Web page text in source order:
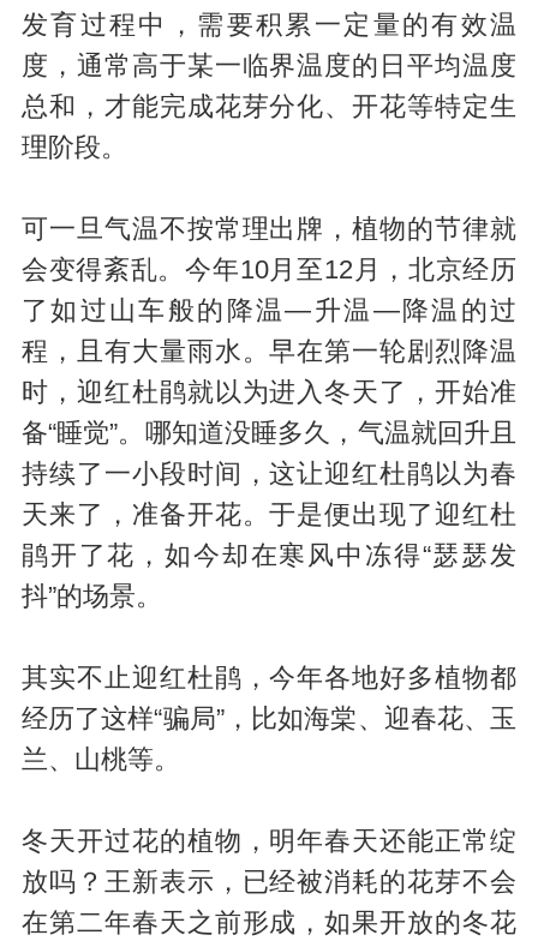
发育过程中，需要积累一定量的有效温
度，通常高于某一临界温度的日平均温度
总和，才能完成花芽分化、开花等特定生
理阶段。
可一旦气温不按常理出牌，植物的节律就
会变得紊乱。今年10月至12月，北京经历
了如过山车般的降温—升温—降温的过
程，且有大量雨水。早在第一轮剧烈降温
时，迎红杜鹃就以为进入冬天了，开始准
备“睡觉”。哪知道没睡多久，气温就回升且
持续了一小段时间，这让迎红杜鹃以为春
天来了，准备开花。于是便出现了迎红杜
鹃开了花，如今却在寒风中冻得“瑟瑟发
抖”的场景。
其实不止迎红杜鹃，今年各地好多植物都
经历了这样“骗局”，比如海棠、迎春花、玉
兰、山桃等。
冬天开过花的植物，明年春天还能正常绽
放吗？王新表示，已经被消耗的花芽不会
在第二年春天之前形成，如果开放的冬花